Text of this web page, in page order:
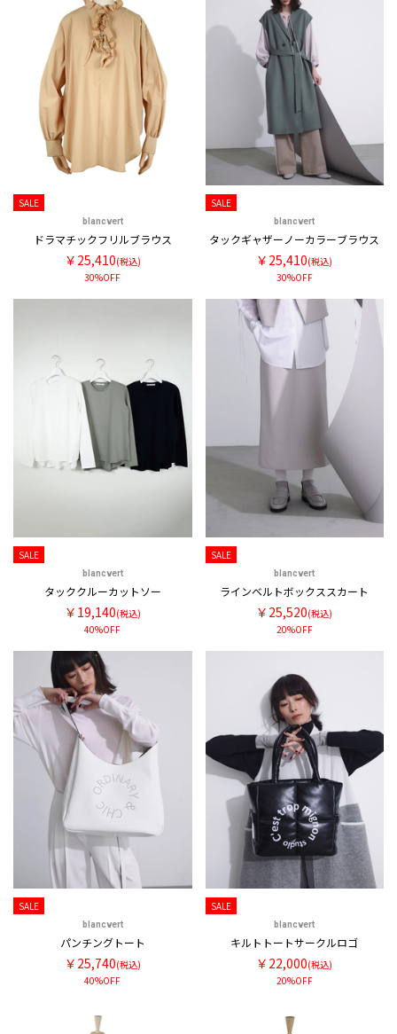
SALE
blancvert
ドラマチックフリルブラウス
￥25,410(税込)
30%OFF
SALE
blancvert
タックギャザーノーカラーブラウス
￥25,410(税込)
30%OFF
SALE
blancvert
タッククルーカットソー
￥19,140(税込)
40%OFF
SALE
blancvert
ラインベルトボックススカート
￥25,520(税込)
20%OFF
SALE
blancvert
パンチングトート
￥25,740(税込)
40%OFF
SALE
blancvert
キルトトートサークルロゴ
￥22,000(税込)
20%OFF